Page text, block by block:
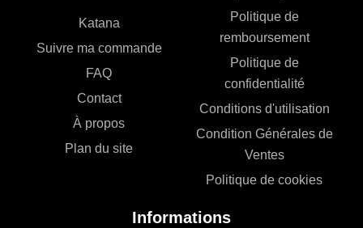
Katana
Suivre ma commande
FAQ
Contact
À propos
Plan du site
Politique de
remboursement
Politique de
confidentialité
Conditions d'utilisation
Condition Générales de
Ventes
Politique de cookies
Informations